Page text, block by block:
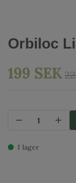
Orbiloc
199 SEK
I lager